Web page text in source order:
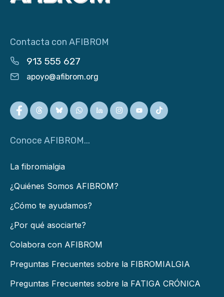
Contacta con AFIBROM
913 555 627
apoyo@afibrom.org
Conoce AFIBROM...
La fibromialgia
¿Quiénes Somos AFIBROM?
¿Cómo te ayudamos?
¿Por qué asociarte?
Colabora con AFIBROM
Preguntas Frecuentes sobre la FIBROMIALGIA
Preguntas Frecuentes sobre la FATIGA CRÓNICA